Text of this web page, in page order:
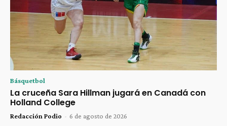
Básquetbol
La cruceña Sara Hillman jugará en Canadá con
Holland College
Redacción Podio - 6 de agosto de 2026